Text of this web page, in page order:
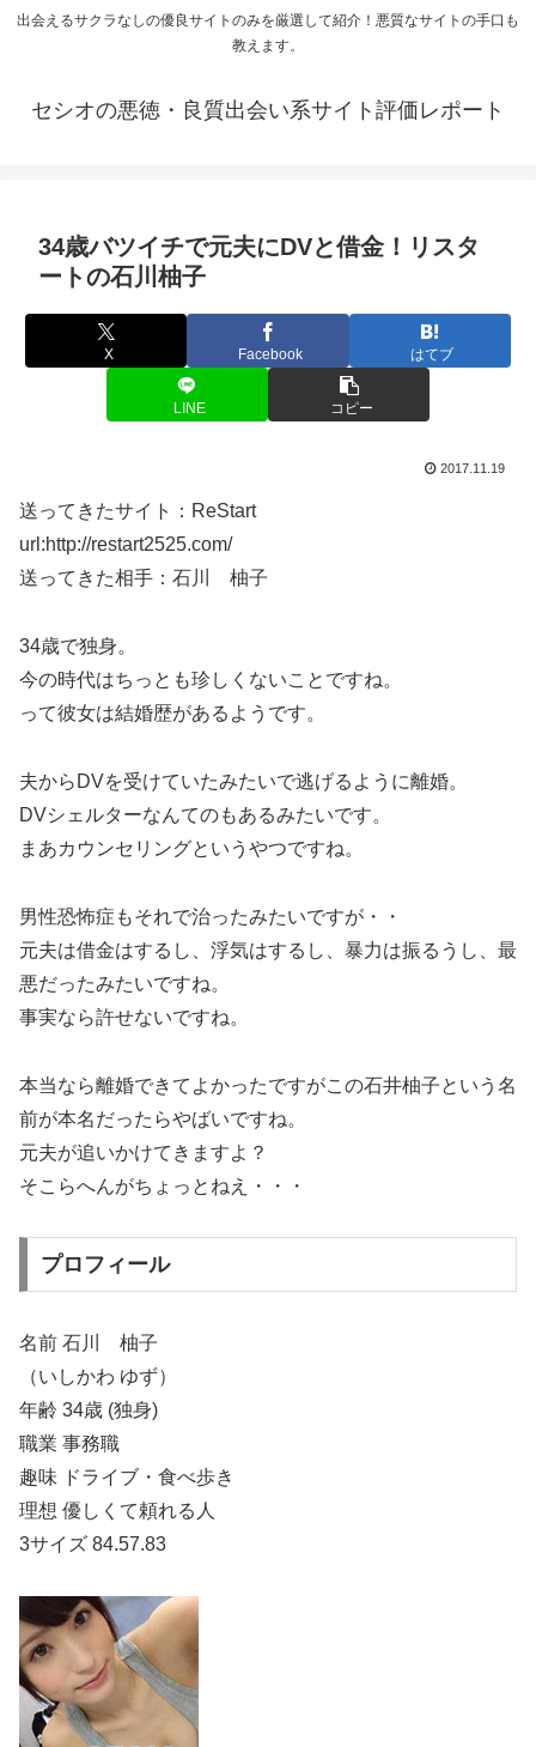
出会えるサクラなしの優良サイトのみを厳選して紹介！悪質なサイトの手口も
教えます。
セシオの悪徳・良質出会い系サイト評価レポート
34歳バツイチで元夫にDVと借金！リスタ
ートの石川柚子
X Facebook はてブ
LINE コピー
2017.11.19
送ってきたサイト：ReStart
url:http://restart2525.com/
送ってきた相手：石川 柚子
34歳で独身。
今の時代はちっとも珍しくないことですね。
って彼女は結婚歴があるようです。
夫からDVを受けていたみたいで逃げるように離婚。
DVシェルターなんてのもあるみたいです。
まあカウンセリングというやつですね。
男性恐怖症もそれで治ったみたいですが・・
元夫は借金はするし、浮気はするし、暴力は振るうし、最
悪だったみたいですね。
事実なら許せないですね。
本当なら離婚できてよかったですがこの石井柚子という名
前が本名だったらやばいですね。
元夫が追いかけてきますよ？
そこらへんがちょっとねえ・・・
プロフィール
名前 石川 柚子
（いしかわ ゆず）
年齢 34歳 (独身)
職業 事務職
趣味 ドライブ・食べ歩き
理想 優しくて頼れる人
3サイズ 84.57.83